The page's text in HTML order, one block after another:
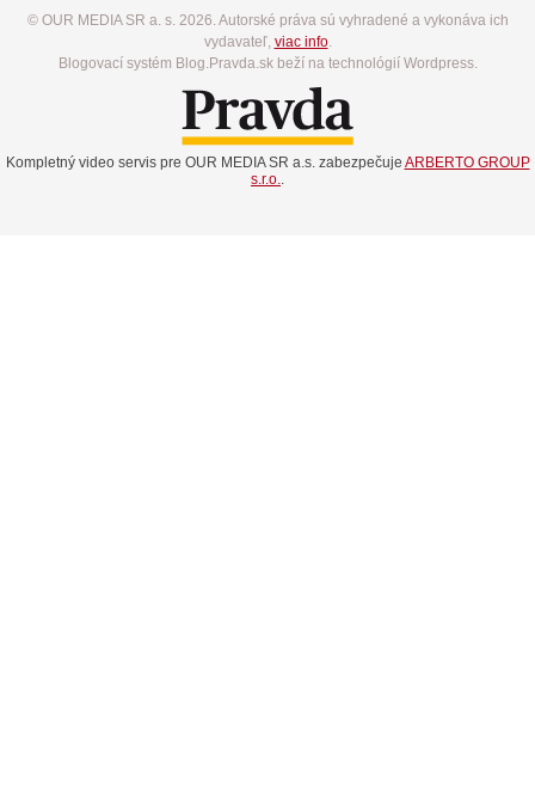
© OUR MEDIA SR a. s. 2026. Autorské práva sú vyhradené a vykonáva ich
vydavateľ, viac info.
Blogovací systém Blog.Pravda.sk beží na technológií Wordpress.
Kompletný video servis pre OUR MEDIA SR a.s. zabezpečuje ARBERTO GROUP
s.r.o..